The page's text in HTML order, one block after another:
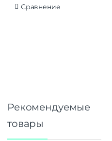
Сравнение
Рекомендуемые
товары